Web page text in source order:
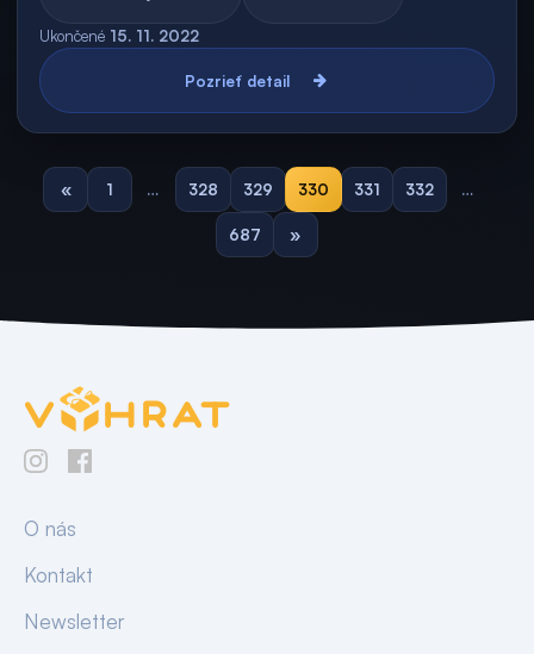
Ukončené 15. 11. 2022
Pozrieť detail
« 1 … 328 329 330 331 332 …
687 »
O nás
Kontakt
Newsletter